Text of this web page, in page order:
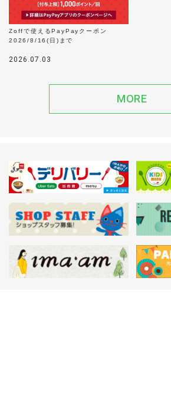
Zoffで使えるPayPayクーポン
2026/8/16(日)まで
2026.07.03
MORE